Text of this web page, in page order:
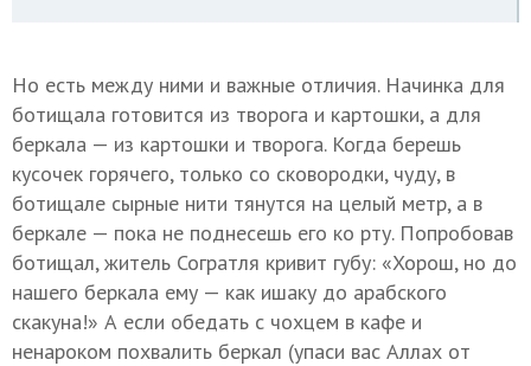
Но есть между ними и важные отличия. Начинка для
ботищала готовится из творога и картошки, а для
беркала — из картошки и творога. Когда берешь
кусочек горячего, только со сковородки, чуду, в
ботищале сырные нити тянутся на целый метр, а в
беркале — пока не поднесешь его ко рту. Попробовав
ботищал, житель Согратля кривит губу: «Хорош, но до
нашего беркала ему — как ишаку до арабского
скакуна!» А если обедать с чохцем в кафе и
ненароком похвалить беркал (упаси вас Аллах от